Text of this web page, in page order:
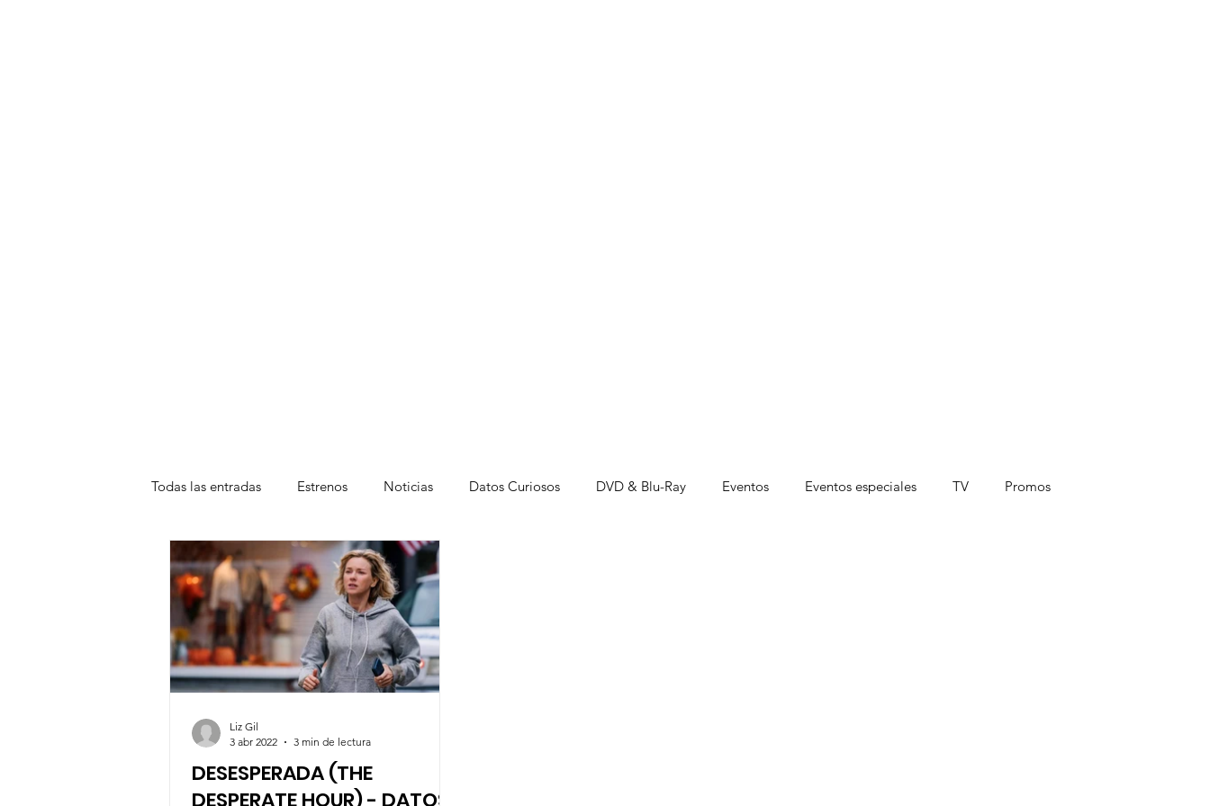
Todas las entradas Estrenos Noticias Datos Curiosos DVD & Blu-Ray Eventos Eventos especiales TV Promos
Teatro Plataformas Entrevistas
DESESPERADA (THE
DESPERATE HOUR) - DATOS
Liz Gil
3 abr 2022
3 min de lectura